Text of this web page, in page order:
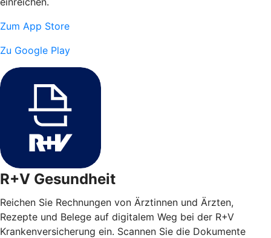
Zum App Store
Zu Google Play
R+V Gesundheit
Reichen Sie Rechnungen von Ärztinnen und Ärzten,
Rezepte und Belege auf digitalem Weg bei der R+V
Krankenversicherung ein. Scannen Sie die Dokumente